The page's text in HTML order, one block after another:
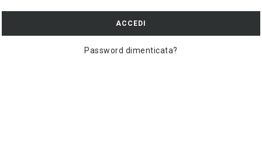
ACCEDI
Password dimenticata?